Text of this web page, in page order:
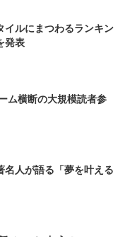
イルにまつわるランキン
発表
ム横断の大規模読者参
名人が語る「夢を叶える